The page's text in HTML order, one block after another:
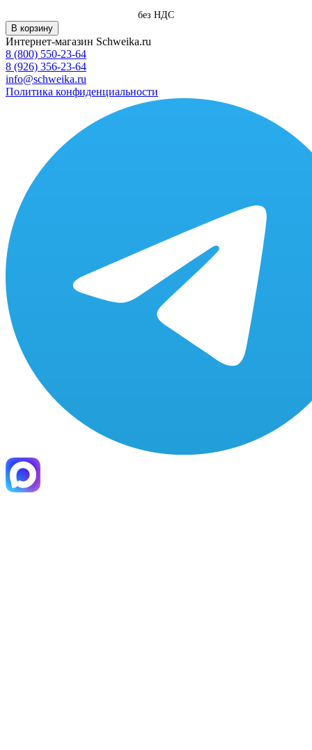
без НДС
В корзину
Интернет-магазин Schweika.ru
8 (800) 550-23-64
8 (926) 356-23-64
info@schweika.ru
Политика конфиденциальности